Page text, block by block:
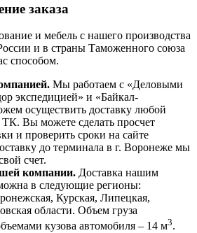
заказа
и мебель с нашего производства
и в страны Таможенного союза
способом.
Мы работаем с «Деловыми
экспедицией» и «Байкал-
осуществить доставку любой
Вы можете сделать просчет
и проверить сроки на сайте
до терминала в г. Воронеже мы
счет.
компании. Доставка нашим
в следующие регионы:
Курская, Липецкая,
области. Объем груза
кузова автомобиля – 14 м3.